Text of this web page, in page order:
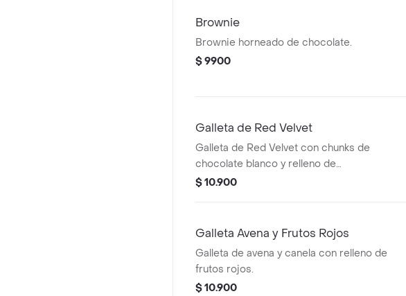
Brownie
Brownie horneado de chocolate.
$ 9900
Galleta de Red Velvet
Galleta de Red Velvet con chunks de
chocolate blanco y relleno de
Cheesecake.
$ 10.900
Galleta Avena y Frutos Rojos
Galleta de avena y canela con relleno de
frutos rojos.
$ 10.900